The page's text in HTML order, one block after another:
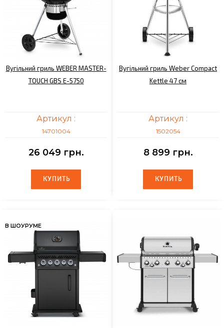
Вугільний гриль WEBER MASTER-
TOUCH GBS E-5750
Артикул :
14701004
26 049 грн.
КУПИТЬ
КУПИТЬ
Вугільний гриль Weber Compact
Kettle 47 см
Артикул :
1502054
8 899 грн.
КУПИТЬ
КУПИТЬ
В ШОУРУМЕ